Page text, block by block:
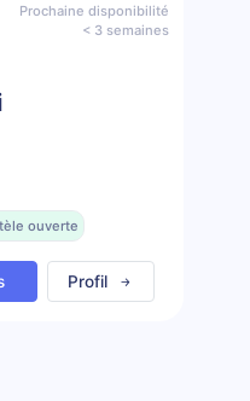
Prochaine disponibilité
< 3 semaines
ouverte
Profil